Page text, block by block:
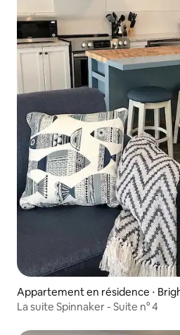
Appartement en résidence ⋅
La suite Spinnaker - Suite n° 4